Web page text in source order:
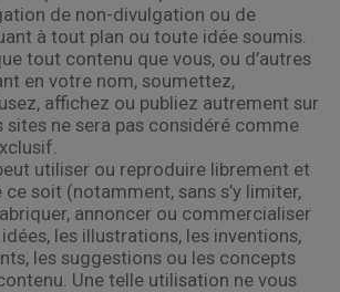
de non-divulgation ou de
à tout plan ou toute idée soumis.
tout contenu que vous, ou d’autres
en votre nom, soumettez,
affichez ou publiez autrement sur
sites ne sera pas considéré comme
utiliser ou reproduire librement et
soit (notamment, sans s’y limiter,
annoncer ou commercialiser
les illustrations, les inventions,
les suggestions ou les concepts
Une telle utilisation ne vous